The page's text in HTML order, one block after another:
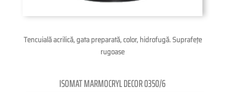
Tencuială acrilică, gata preparată, color, hidrofugă. Suprafeţe
rugoase
ISOMAT MARMOCRYL DECOR 0350/6